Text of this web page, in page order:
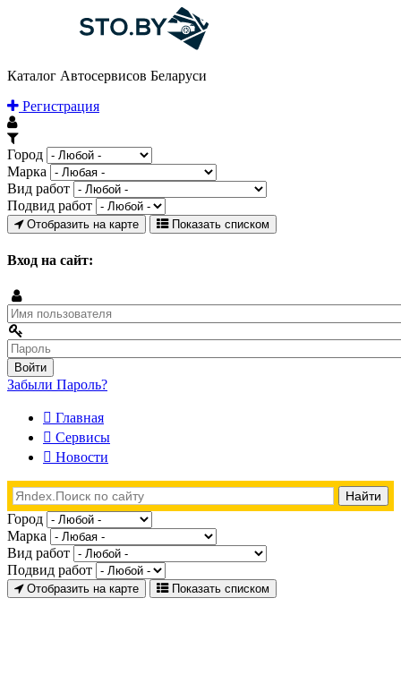
Каталог Автосервисов Беларуси
Регистрация
Город
Марка
Вид работ
Подвид работ
Отобразить на карте Показать списком
Вход на сайт:
Забыли Пароль?
Главная
Сервисы
Новости
Город
Марка
Вид работ
Подвид работ
Отобразить на карте Показать списком